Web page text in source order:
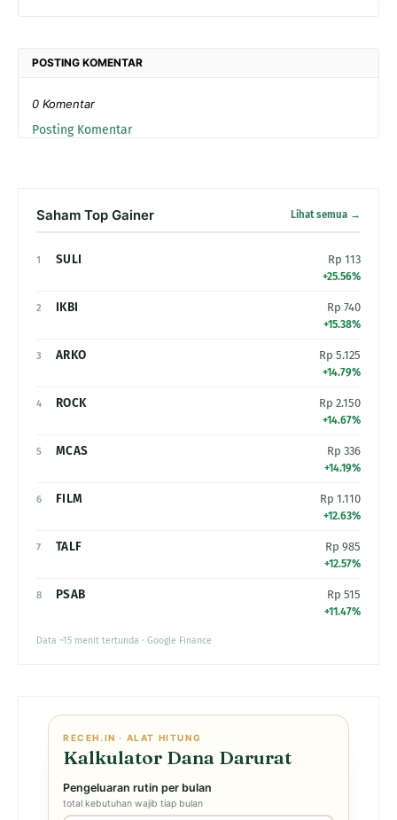
POSTING KOMENTAR
0 Komentar
Posting Komentar
Saham Top Gainer Lihat semua →
1 SULI Rp 113
+25.56%
2 IKBI Rp 740
+15.38%
3 ARKO Rp 5.125
+14.79%
4 ROCK Rp 2.150
+14.67%
5 MCAS Rp 336
+14.19%
6 FILM Rp 1.110
+12.63%
7 TALF Rp 985
+12.57%
8 PSAB Rp 515
+11.47%
Data ~15 menit tertunda · Google Finance
RECEH.IN · ALAT HITUNG
Kalkulator Dana Darurat
Pengeluaran rutin per bulan
total kebutuhan wajib tiap bulan